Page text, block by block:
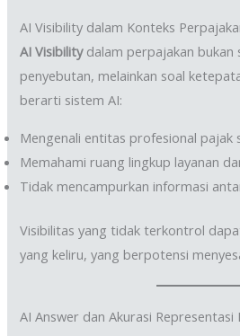
AI Visibility dalam Konteks
AI Visibilitydalam perpajakan bukan
penyebutan, melainkan soal
berarti sistem AI:
Mengenali entitas profesional pajak
Memahami ruang lingkup layanan
Tidak mencampurkan informasi
Visibilitas yang tidak terkontrol
yang keliru, yang berpotensi
AI Answer dan Akurasi Representasi